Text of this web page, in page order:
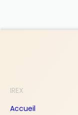
IREX
Accueil